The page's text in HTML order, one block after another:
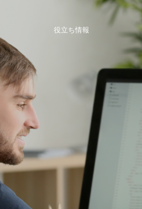
役立ち情報